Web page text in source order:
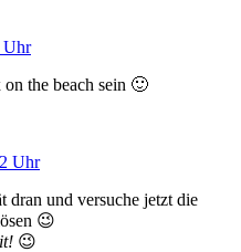
Uhr
the beach sein 🙂
Uhr
und versuche jetzt die
😉
😉